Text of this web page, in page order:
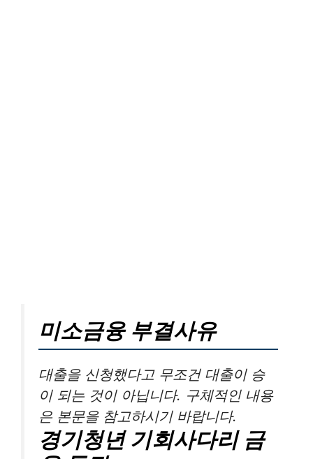
미소금융 부결사유
대출을 신청했다고 무조건 대출이 승
이 되는 것이 아닙니다. 구체적인 내용
은 본문을 참고하시기 바랍니다.
경기청년 기회사다리 금